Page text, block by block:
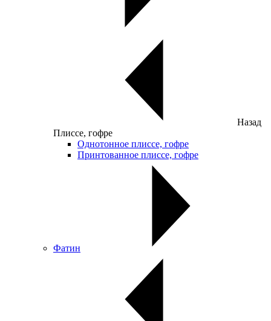
Назад
Плиссе, гофре
Однотонное плиссе, гофре
Принтованное плиссе, гофре
Фатин